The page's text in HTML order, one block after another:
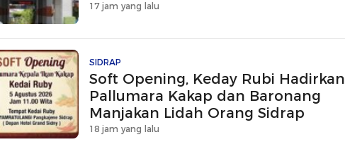
17 jam yang lalu
SIDRAP
Soft Opening, Keday Rubi Hadirkan
Pallumara Kakap dan Baronang
Manjakan Lidah Orang Sidrap
18 jam yang lalu